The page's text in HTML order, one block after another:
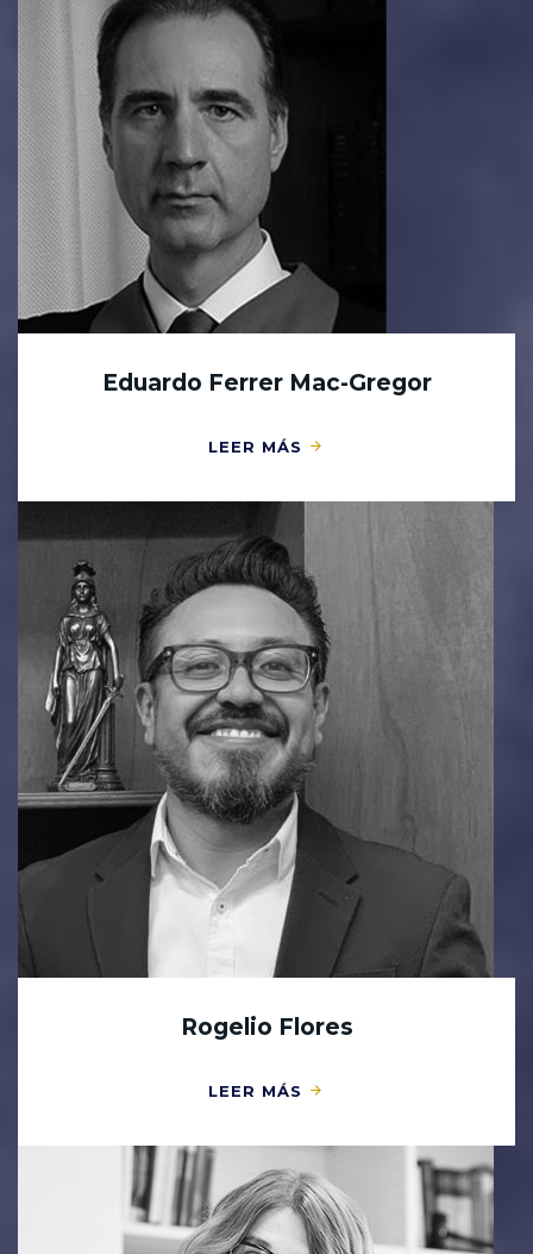
Eduardo Ferrer Mac-Gregor
LEER MÁS
Rogelio Flores
LEER MÁS